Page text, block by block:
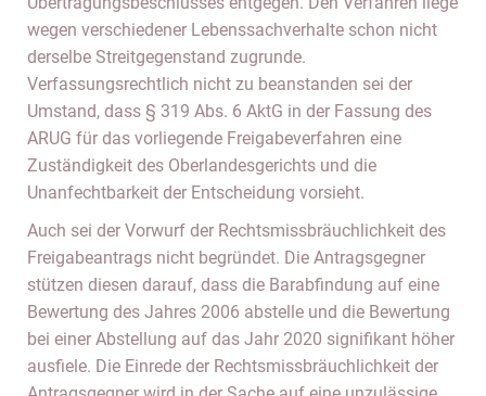
wegen verschiedener Lebenssachverhalte schon nicht
derselbe Streitgegenstand zugrunde.
Verfassungsrechtlich nicht zu beanstanden sei der
Umstand, dass § 319 Abs. 6 AktG in der Fassung des
ARUG für das vorliegende Freigabeverfahren eine
Zuständigkeit des Oberlandesgerichts und die
Unanfechtbarkeit der Entscheidung vorsieht.
Auch sei der Vorwurf der Rechtsmissbräuchlichkeit des
Freigabeantrags nicht begründet. Die Antragsgegner
stützen diesen darauf, dass die Barabfindung auf eine
Bewertung des Jahres 2006 abstelle und die Bewertung
bei einer Abstellung auf das Jahr 2020 signifikant höher
ausfiele. Die Einrede der Rechtsmissbräuchlichkeit der